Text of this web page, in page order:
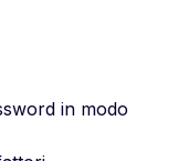
in modo